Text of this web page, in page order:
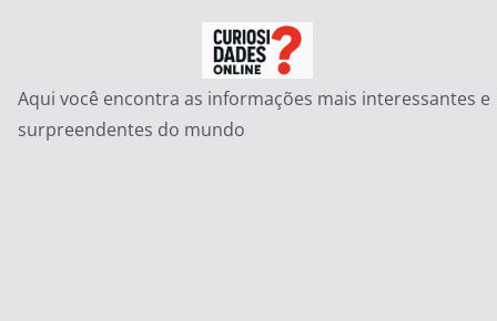
conteúdo
Aqui você encontra as informações mais interessantes e
surpreendentes do mundo